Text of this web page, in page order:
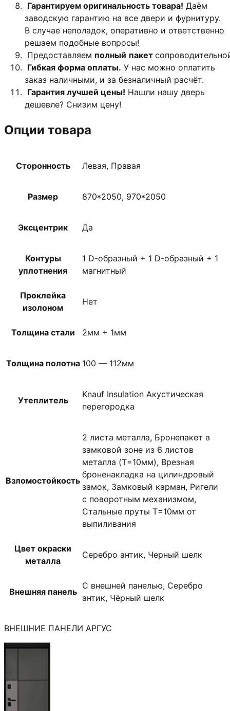
Гарантируем оригинальность товара! Даём
заводскую гарантию на все двери и фурнитуру.
В случае неполадок, оперативно и ответственно
решаем подобные вопросы!
Предоставляем полный пакет
Гибкая форма оплаты. У нас можно оплатить
заказ наличными, и за безналичный расчёт.
Гарантия лучшей цены! Нашли нашу дверь
дешевле? Снизим цену!
Опции товара
Сторонность Левая, Правая
Размер 870*2050, 970*2050
Эксцентрик Да
Контуры
уплотнения
1 D-образный + 1 D-образный + 1
магнитный
Проклейка
изолоном
Нет
Толщина стали 2мм + 1мм
Толщина полотна 100 — 112мм
Утеплитель
Knauf Insulation Акустическая
перегородка
Взломостойкость
2 листа металла, Бронепакет в
замковой зоне из 6 листов
металла (T=10мм), Врезная
броненакладка на цилиндровый
замок, Замковый карман, Ригели
с поворотным механизмом,
Стальные пруты T=10мм от
выпиливания
Цвет окраски
металла
Серебро антик, Черный шелк
Внешняя панель
С внешней панелью, Серебро
антик, Чёрный шелк
ВНЕШНИЕ ПАНЕЛИ АРГУС